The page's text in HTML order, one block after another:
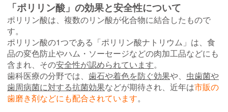
「ポリリン酸」の効果と安全性について
ポリリン酸は、複数のリン酸が化合物に結合したもので
す。
ポリリン酸の1つである「ポリリン酸ナトリウム」は、食
品の変色防止やハム・ソーセージなどの肉加工品などにも
含まれ、その安全性が認められています。
歯科医療の分野では、 歯石や着色を防ぐ効果や、 虫歯菌や
歯周病菌に対する抗菌効果などが期待され、近年は市販の
歯磨き剤などにも配合されています。